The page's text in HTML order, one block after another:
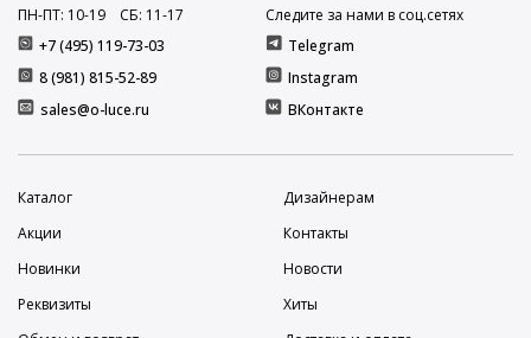
+7 (495) 119-73-03
8 (981) 815-52-89
ПН-ПТ: 10-19 СБ: 11-17
sales@o-luce.ru
Следите за нами в соц.сетях
Telegram
Instagram
ВКонтакте
Каталог
Дизайнерам
Акции
Контакты
Новинки
Новости
Реквизиты
Хиты